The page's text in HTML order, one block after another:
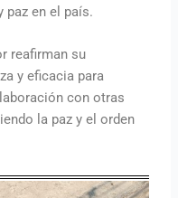
paz en el país.
reafirman su
y eficacia para
con otras
la paz y el orden